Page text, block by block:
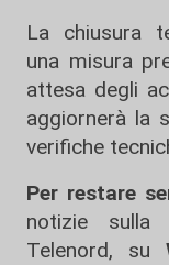
La chiusura
una misura
attesa degli
aggiornerà la
verifiche
Per restare
notizie sulla
Telenord, su